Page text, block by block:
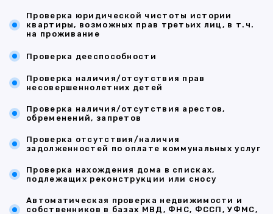
Проверка юридической чистоты истории
квартиры, возможных прав третьих лиц, в т.ч.
на проживание
Проверка дееспособности
Проверка наличия/отсутствия прав
несовершеннолетних детей
Проверка наличия/отсутствия арестов,
обременений, запретов
Проверка отсутствия/наличия
задолженностей по оплате коммунальных услуг
Проверка нахождения дома в списках,
подлежащих реконструкции или сносу
Автоматическая проверка недвижимости и
собственников в базах МВД, ФНС, ФССП, УФМС,